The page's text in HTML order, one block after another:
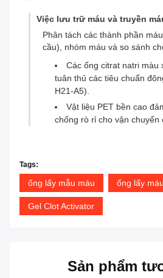
Việc lưu trữ máu và truyền
Phân tách các thành phần
cầu), nhóm máu và so sánh
Các ống citrat natri màu
tuân thủ các tiêu chuẩn
H21-A5).
Vật liệu PET bền cao
chống rò rỉ cho vận chuyển
Tags:
ống lấy mẫu máu ống lấy máu
Gel Clot Activator
Sản phẩm